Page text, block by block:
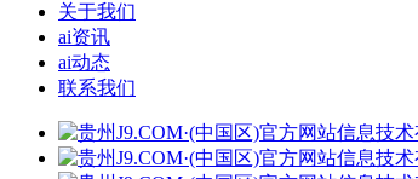
关于我们
ai资讯
ai动态
联系我们